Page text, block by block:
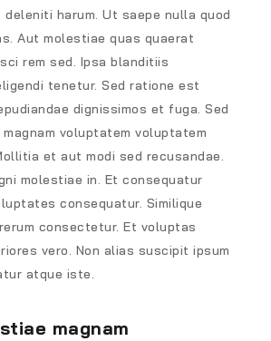
deleniti harum. Ut saepe nulla quod
Aut molestiae quas quaerat
rem sed. Ipsa blanditiis
tenetur. Sed ratione est
dignissimos et fuga. Sed
voluptatem voluptatem
et aut modi sed recusandae.
molestiae in. Et consequatur
consequatur. Similique
consectetur. Et voluptas
vero. Non alias suscipit ipsum
atque iste.
magnam